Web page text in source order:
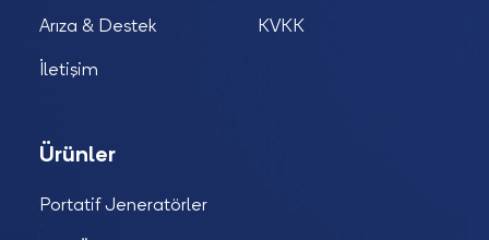
Arıza & Destek
İletişim
KVKK
Ürünler
Portatif Jeneratörler